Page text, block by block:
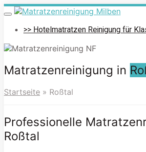
Skip
to
main
Toggle
navigation>> Hotelmatratzen Reinigung für
Matratzenreinigung in
Startseite » Roßtal
Professionelle
Roßtal